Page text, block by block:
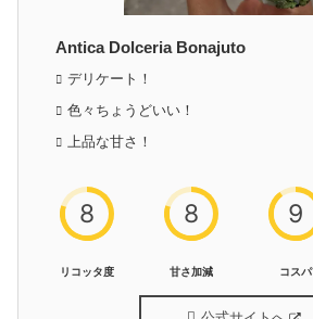
Antica Dolceria Bonajuto
デリケート！
色々ちょうどいい！
上品な甘さ！
8
リコッタ度
8
甘さ加減
9
コスパ